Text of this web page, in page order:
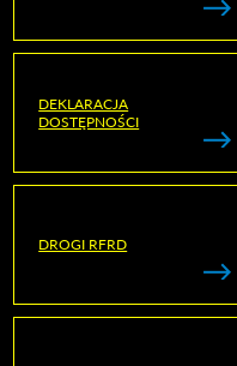
DEKLARACJA
DOSTĘPNOŚCI
DROGI RFRD